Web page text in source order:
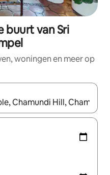
buurt van Sri
woningen en meer op
zijn, maak je een keuze